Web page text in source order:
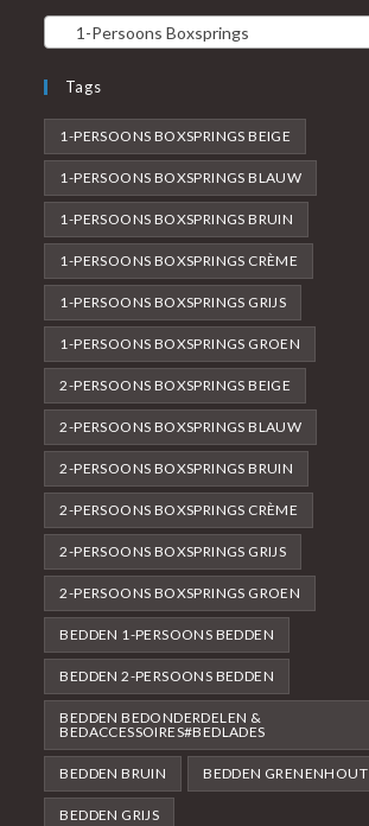
1-Persoons Boxsprings
Tags
1-PERSOONS BOXSPRINGS BEIGE
1-PERSOONS BOXSPRINGS BLAUW
1-PERSOONS BOXSPRINGS BRUIN
1-PERSOONS BOXSPRINGS CRÈME
1-PERSOONS BOXSPRINGS GRIJS
1-PERSOONS BOXSPRINGS GROEN
2-PERSOONS BOXSPRINGS BEIGE
2-PERSOONS BOXSPRINGS BLAUW
2-PERSOONS BOXSPRINGS BRUIN
2-PERSOONS BOXSPRINGS CRÈME
2-PERSOONS BOXSPRINGS GRIJS
2-PERSOONS BOXSPRINGS GROEN
BEDDEN 1-PERSOONS BEDDEN
BEDDEN 2-PERSOONS BEDDEN
BEDDEN BEDONDERDELEN &
BEDACCESSOIRES#BEDLADES
BEDDEN BRUIN BEDDEN GRENENHOUT
BEDDEN GRIJS